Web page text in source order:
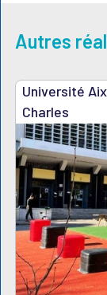
Autres
Université
Charles